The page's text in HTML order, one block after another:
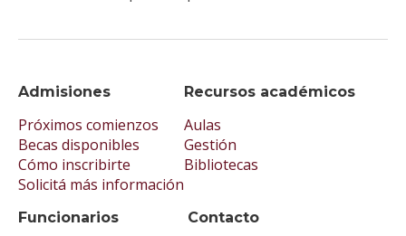
Admisiones
Próximos comienzos
Becas disponibles
Cómo inscribirte
Solicitá más información
Recursos académicos
Aulas
Gestión
Bibliotecas
Funcionarios Contacto